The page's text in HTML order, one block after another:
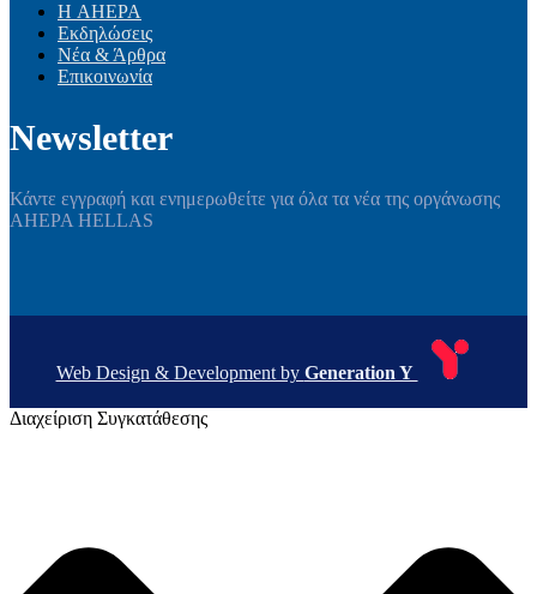
Η AHEPA
Εκδηλώσεις
Νέα & Άρθρα
Επικοινωνία
Newsletter
Κάντε εγγραφή και ενημερωθείτε για όλα τα νέα της οργάνωσης
AHEPA HELLAS
Web Design & Development by Generation Y
Διαχείριση Συγκατάθεσης